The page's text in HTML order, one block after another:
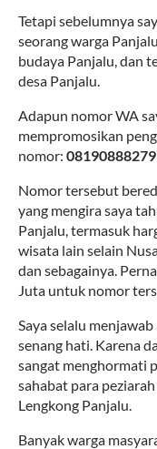
Tetapi sebelumnya
seorang warga
budaya Panjalu, dan
desa Panjalu.
Adapun nomor WA
mempromosikan
nomor:
Nomor tersebut
yang mengira saya
Panjalu, termasuk
wisata lain selain
dan sebagainya.
Juta untuk nomor
Saya selalu
senang hati. Karena
sangat menghormati
sahabat para
Lengkong Panjalu.
Banyak warga